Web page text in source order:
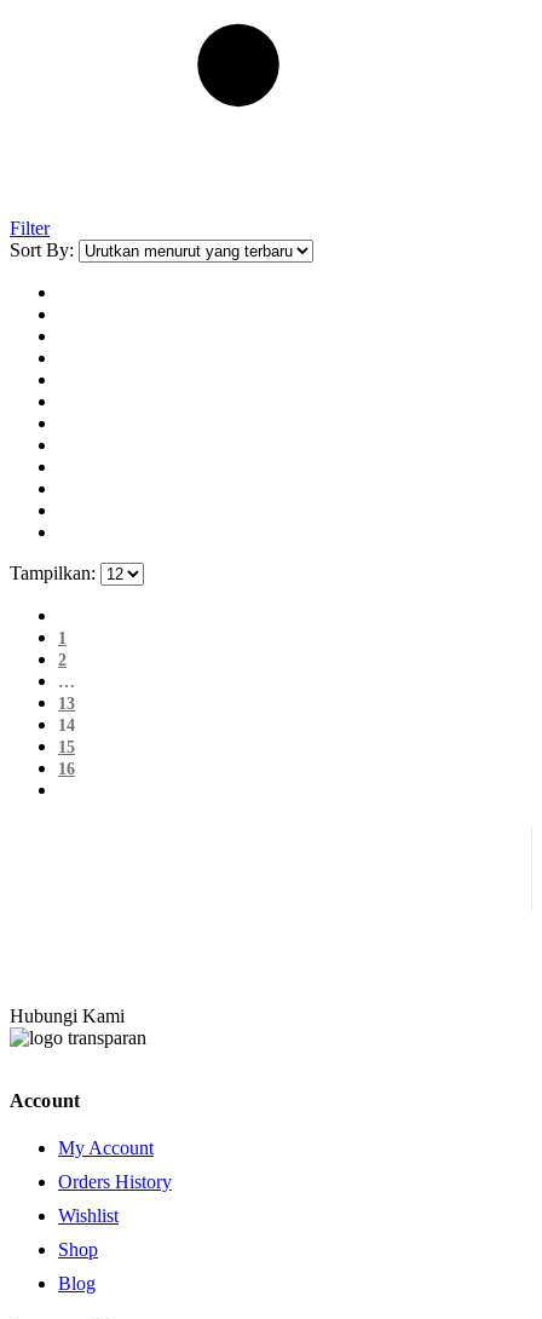
Filter
Sort By:
Tampilkan:
1
2
…
13
14
15
16
Hubungi Kami
Account
My Account
Orders History
Wishlist
Shop
Blog